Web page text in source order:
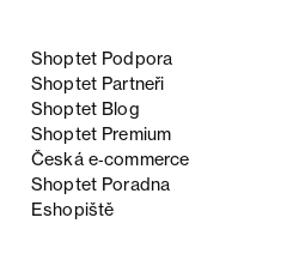
Shoptet Podpora
Shoptet Partneři
Shoptet Blog
Shoptet Premium
Česká e‑commerce
Shoptet Poradna
Eshopiště